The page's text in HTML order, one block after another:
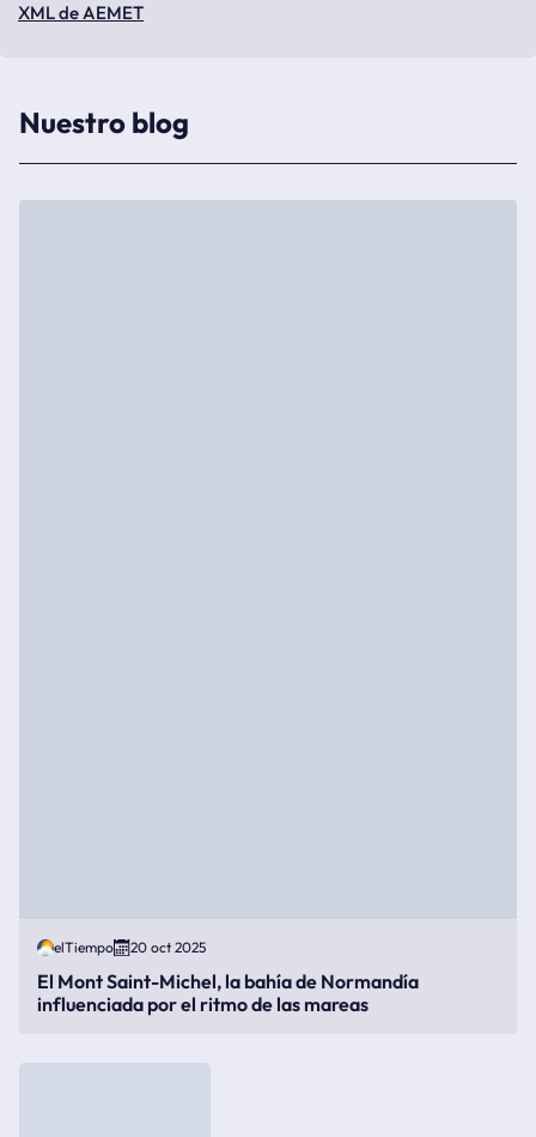
XML de AEMET
Nuestro blog
elTiempo 20 oct 2025
El Mont Saint-Michel, la bahía de Normandía
influenciada por el ritmo de las mareas